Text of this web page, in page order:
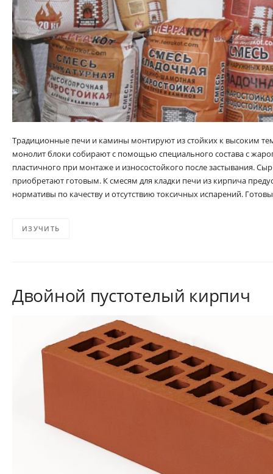
Традиционные печи и камины монтируют из стойких к высоким
монолит блоки собирают с помощью специального состава с
пластичного при монтаже и износостойкого после застывания.
приобретают готовым. К смесям для кладки печи из кирпича
нормативы по качеству и отсутствию токсичных испарений.
ИЗУЧИТЬ
Двойной пустотелый кирпич